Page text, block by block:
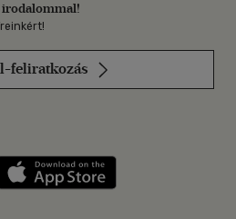
feliratkozás
ona LinkedInen
applikáció Szerezd meg: Google